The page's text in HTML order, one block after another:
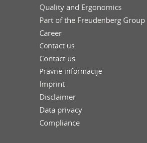
Quality and Ergonomics
Part of the Freudenberg Group
Career
Contact us
Contact us
Pravne informacije
Imprint
Disclaimer
Data privacy
Compliance